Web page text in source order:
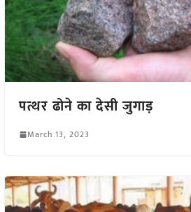
पत्थर ढोने का देसी जुगाड़
March 13, 2023